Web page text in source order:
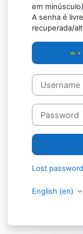
Username
Password
Lost
em
A senha é
recuperada/
English ‎(en)‎